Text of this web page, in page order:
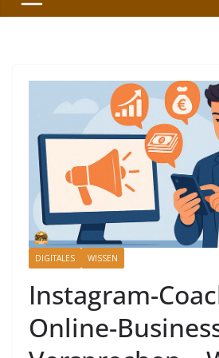
DIGITALES WISSEN
Instagram-
Online-